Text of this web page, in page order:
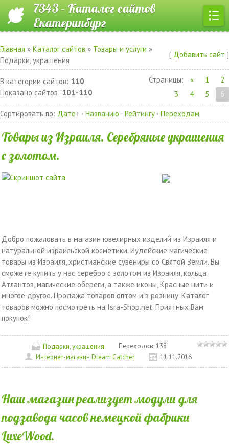
7343 - Каталог сайтов
Екатеринбург
Главная » Каталог сайтов » Товары и услуги »
Подарки, украшения
[ Добавить сайт ]
В категории сайтов: 110
Показано сайтов: 101-110
Страницы: « 1
2
3
4 5
6
Сортировать по: Дате · Названию · Рейтингу · Переходам
Товары из Израиля. Серебряные украшения
с золотом.
Добро пожаловать в магазин ювелирных изделий из Израиля и
натуральной израильской косметики. Иудейские магические
товары из Израиля, христианские сувениры со Святой Земли. Вы
сможете купить у нас серебро с золотом из Израиля, кольца
Атлантов, магические обереги, а также иконы, Красные нити и
многое другое. Продажа товаров оптом и в розницу. Каталог
товаров можно посмотреть на Isra-Shop.net. Приятных Вам
покупок!
Подарки, украшения Переходов:138
Интернет-магазин Dream Catcher
11.11.2016
Наш магазин реализует модули для
подзавода часов немецкой фабрики
LuxeWood.